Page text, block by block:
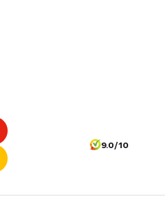
9.0/10